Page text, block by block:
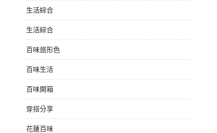
生活綜合
生活綜合
百味旅形色
百味生活
百味開箱
穿搭分享
花蓮百味